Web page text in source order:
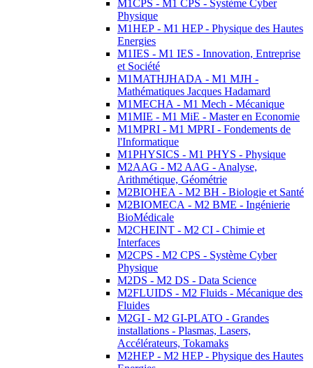
M1CPS - M1 CPS - Système Cyber
Physique
M1HEP - M1 HEP - Physique des Hautes
Energies
M1IES - M1 IES - Innovation, Entreprise
et Société
M1MATHJHADA - M1 MJH -
Mathématiques Jacques Hadamard
M1MECHA - M1 Mech - Mécanique
M1MIE - M1 MiE - Master en Economie
M1MPRI - M1 MPRI - Fondements de
l'Informatique
M1PHYSICS - M1 PHYS - Physique
M2AAG - M2 AAG - Analyse,
Arithmétique, Géométrie
M2BIOHEA - M2 BH - Biologie et Santé
M2BIOMECA - M2 BME - Ingénierie
BioMédicale
M2CHEINT - M2 CI - Chimie et
Interfaces
M2CPS - M2 CPS - Système Cyber
Physique
M2DS - M2 DS - Data Science
M2FLUIDS - M2 Fluids - Mécanique des
Fluides
M2GI - M2 GI-PLATO - Grandes
installations - Plasmas, Lasers,
Accélérateurs, Tokamaks
M2HEP - M2 HEP - Physique des Hautes